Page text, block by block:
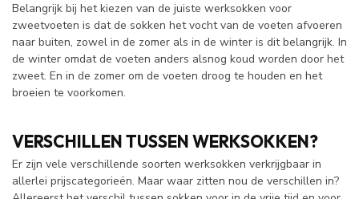
Belangrijk bij het kiezen van de juiste werksokken voor
zweetvoeten is dat de sokken het vocht van de voeten afvoeren
naar buiten, zowel in de zomer als in de winter is dit belangrijk. In
de winter omdat de voeten anders alsnog koud worden door het
zweet. En in de zomer om de voeten droog te houden en het
broeien te voorkomen.
VERSCHILLEN TUSSEN WERKSOKKEN?
Er zijn vele verschillende soorten werksokken verkrijgbaar in
allerlei prijscategorieën. Maar waar zitten nou de verschillen in?